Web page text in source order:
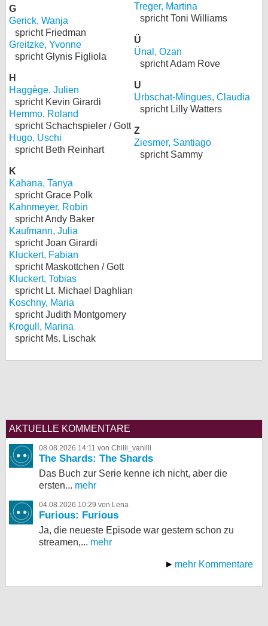
G
Gerick, Wanja
spricht Friedman
Greitzke, Yvonne
spricht Glynis Figliola
H
Haggège, Julien
spricht Kevin Girardi
Hemmo, Roland
spricht Schachspieler / Gott
Hugo, Uschi
spricht Beth Reinhart
K
Kahana, Tanya
spricht Grace Polk
Kahnmeyer, Robin
spricht Andy Baker
Kaufmann, Julia
spricht Joan Girardi
Kluckert, Fabian
spricht Maskottchen / Gott
Kluckert, Tobias
spricht Lt. Michael Daghlian
Koschny, Maria
spricht Judith Montgomery
Krogull, Marina
spricht Ms. Lischak
Treger, Martina
spricht Toni Williams
Ü
Ünal, Ozan
spricht Adam Rove
U
Urbschat-Mingues, Claudia
spricht Lilly Watters
Z
Ziesmer, Santiago
spricht Sammy
AKTUELLE KOMMENTARE
08.08.2026 14:11 von Chilli_vanilli
The Shards: The Shards
Das Buch zur Serie kenne ich nicht, aber die
ersten... mehr
04.08.2026 10:29 von Lena
Furious: Furious
Ja, die neueste Episode war gestern schon zu
streamen,... mehr
mehr Kommentare
Impressum
myFanbase